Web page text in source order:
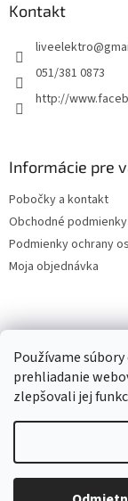
Používame
prehliadanie
zlepšovali jej
Kontakt
liveelektro@
051/381 0873
http://
Informácie pre
Pobočky a kontakt
Obchodné podmienky
Podmienky ochrany
Moja objednávka
Facebook
Copyright 2026